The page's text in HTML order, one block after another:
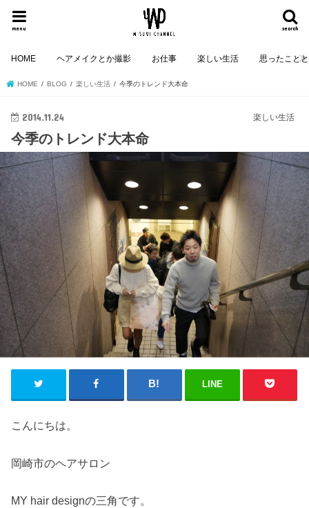
search
menu
HOME ヘアメイクとか撮影 お仕事 楽しい生活 思ったこと
HOME BLOG 楽しい生活 今季のトレンド大本命
楽しい生活
2014.11.24
今季のトレンド大本命
LINE
こんにちは。
岡崎市のヘアサロン
MY hair designの三角です。